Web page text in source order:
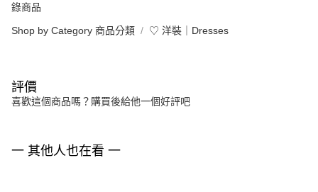
錄商品
Shop by Category 商品分類 ♡ 洋裝｜Dresses
評價
喜歡這個商品嗎？購買後給他一個好評吧
一 其他人也在看 一